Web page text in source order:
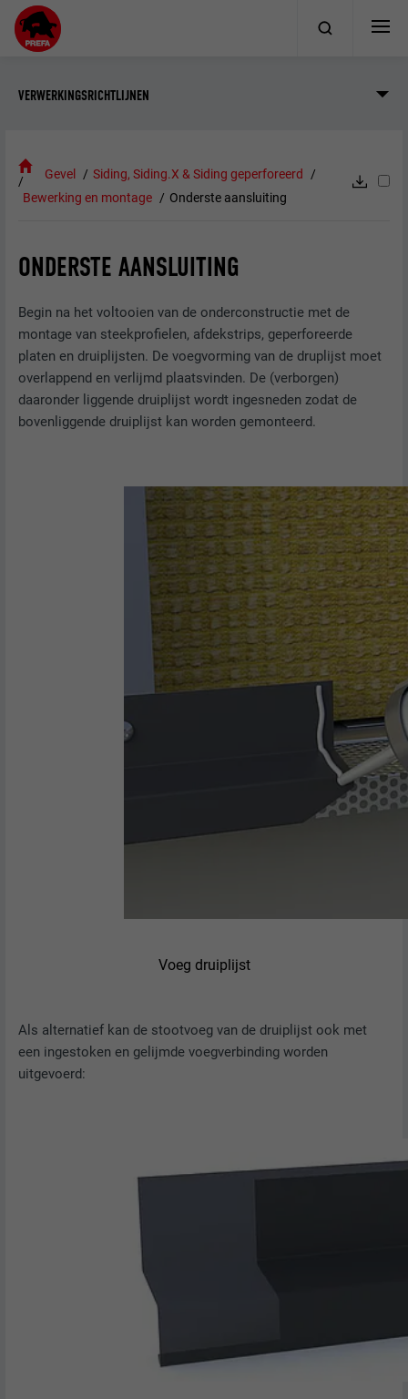
VERWERKINGSRICHTLIJNEN
Gevel
Siding, Siding.X & Siding geperforeerd
Bewerking en montage
Onderste aansluiting
ONDERSTE AANSLUITING
Begin na het voltooien van de onderconstructie met de
montage van steekprofielen, afdekstrips, geperforeerde
platen en druiplijsten. De voegvorming van de druplijst moet
overlappend en verlijmd plaatsvinden. De (verborgen)
daaronder liggende druiplijst wordt ingesneden zodat de
bovenliggende druiplijst kan worden gemonteerd.
Voeg druiplijst
Als alternatief kan de stootvoeg van de druiplijst ook met
een ingestoken en gelijmde voegverbinding worden
uitgevoerd: